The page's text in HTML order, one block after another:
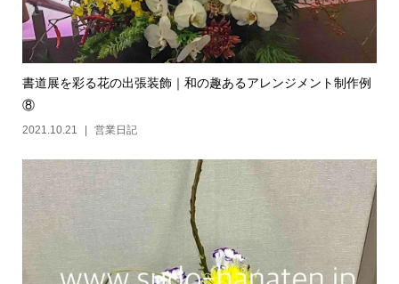
書道展を彩る花の出張装飾｜和の趣あるアレンジメント制作例
⑧
2021.10.21 営業日記